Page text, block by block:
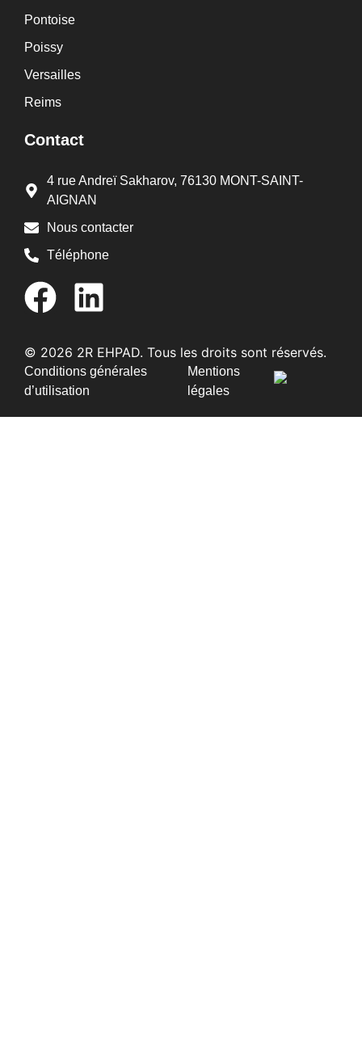
Pontoise
Poissy
Versailles
Reims
Contact
4 rue Andreï Sakharov, 76130 MONT-SAINT-
AIGNAN
Nous contacter
Téléphone
© 2026 2R EHPAD. Tous les droits sont réservés.
Conditions générales
d’utilisation
Mentions
légales